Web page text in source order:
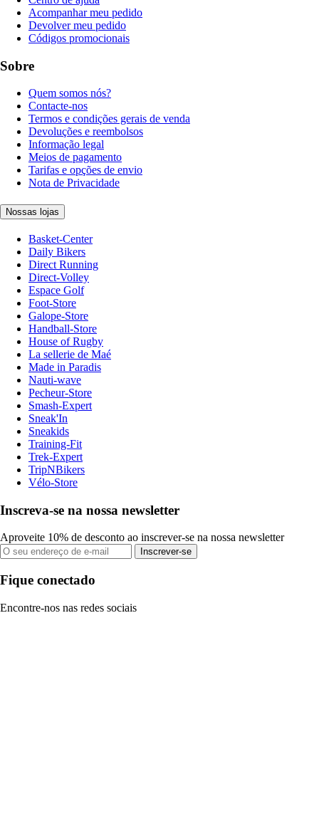
Acompanhar meu pedido
Devolver meu pedido
Códigos promocionais
Sobre
Quem somos nós?
Contacte-nos
Termos e condições gerais de venda
Devoluções e reembolsos
Informação legal
Meios de pagamento
Tarifas e opções de envio
Nota de Privacidade
Nossas lojas
Basket-Center
Daily Bikers
Direct Running
Direct-Volley
Espace Golf
Foot-Store
Galope-Store
Handball-Store
House of Rugby
La sellerie de Maé
Made in Paradis
Nauti-wave
Pecheur-Store
Smash-Expert
Sneak'In
Sneakids
Training-Fit
Trek-Expert
TripNBikers
Vélo-Store
Inscreva-se na nossa newsletter
Aproveite 10% de desconto ao inscrever-se na nossa newsletter
Inscrever-se
Fique conectado
Encontre-nos nas redes sociais